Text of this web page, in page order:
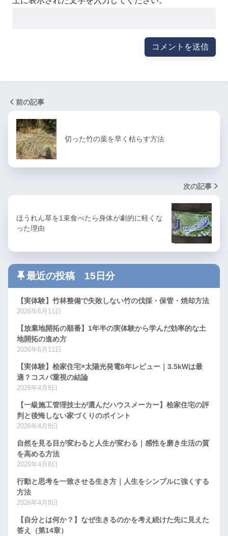
前の記事
切った竹の葉を早く枯らす方法
次の記事
ほうれん草を1束食べたら身体が劇的に軽くな
った理由
最近の投稿 15日分
【実体験】竹林整備で失敗しない竹の伐採・保管・焼却方法
2026年6月11日
【放棄地開拓の順番】1年半の実体験から学んだ効率的な土
地開拓の進め方
2026年6月11日
【実体験】桧家住宅×太陽光発電6年レビュー｜3.5kWは最
適？コスパ重視の結論
2026年4月8日
【一級施工管理技士が選んだハウスメーカー】桧家住宅の評
判と後悔しない家づくりのポイント
2026年4月8日
自然を見る目が変わると人生が変わる｜感性を磨き生活の質
を高める方法
2026年4月8日
行動と思考を一致させる生き方｜人生をシンプルに強くする
方法
2026年4月8日
【自分とは何か？】なぜ生きるのかを考え続けた先に見えた
答え（第14章）